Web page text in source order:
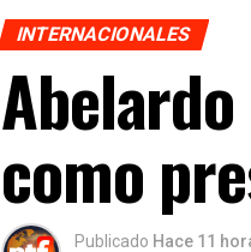
INTERNACIONALES
como
Publicado Hace 11